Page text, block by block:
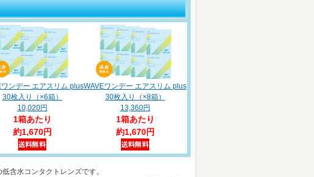
ワンデー エアスリム plus
30枚入り（×6箱）
10,020円
1箱あたり
約1,670円
WAVEワンデー エアスリム plus
30枚入り（×8箱）
13,360円
1箱あたり
約1,670円
含水コンタクトレンズです。